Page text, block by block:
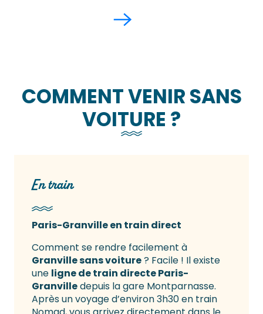
COMMENT VENIR SANS
VOITURE ?
En train
Paris-Granville en train direct
Comment se rendre facilement à
Granville sans voiture? Facile ! Il existe
une ligne de train directe Paris-
Granvilledepuis la gare Montparnasse.
Après un voyage d’environ 3h30 en train